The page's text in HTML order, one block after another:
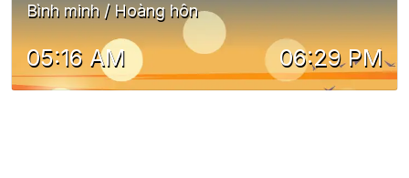
Bình minh / Hoàng hôn
05:16 AM 06:29 PM